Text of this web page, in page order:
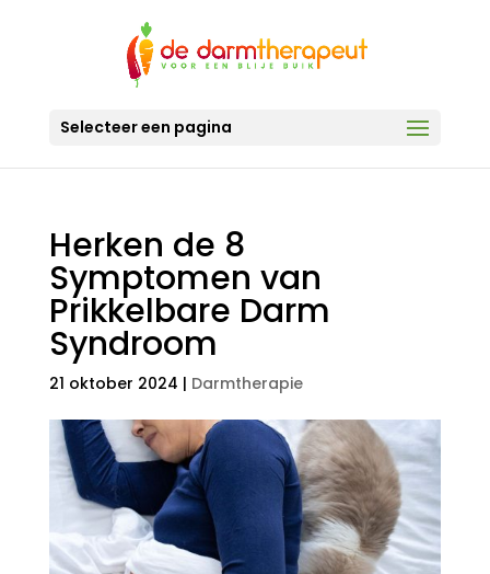
Selecteer een pagina
Herken de 8
Symptomen van
Prikkelbare Darm
Syndroom
21 oktober 2024 | Darmtherapie